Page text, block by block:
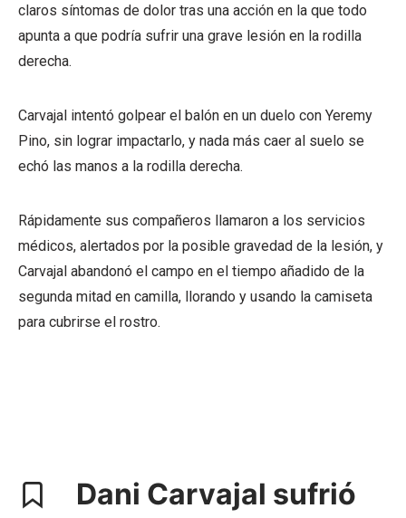
claros síntomas de dolor tras una acción en la que todo
apunta a que podría sufrir una grave lesión en la rodilla
derecha.
Carvajal intentó golpear el balón en un duelo con Yeremy
Pino, sin lograr impactarlo, y nada más caer al suelo se
echó las manos a la rodilla derecha.
Rápidamente sus compañeros llamaron a los servicios
médicos, alertados por la posible gravedad de la lesión, y
Carvajal abandonó el campo en el tiempo añadido de la
segunda mitad en camilla, llorando y usando la camiseta
para cubrirse el rostro.
Dani Carvajal sufrió